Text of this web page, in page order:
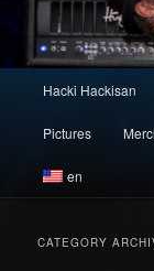
Hacki Hackisan
Pictures
en
CATEGORY